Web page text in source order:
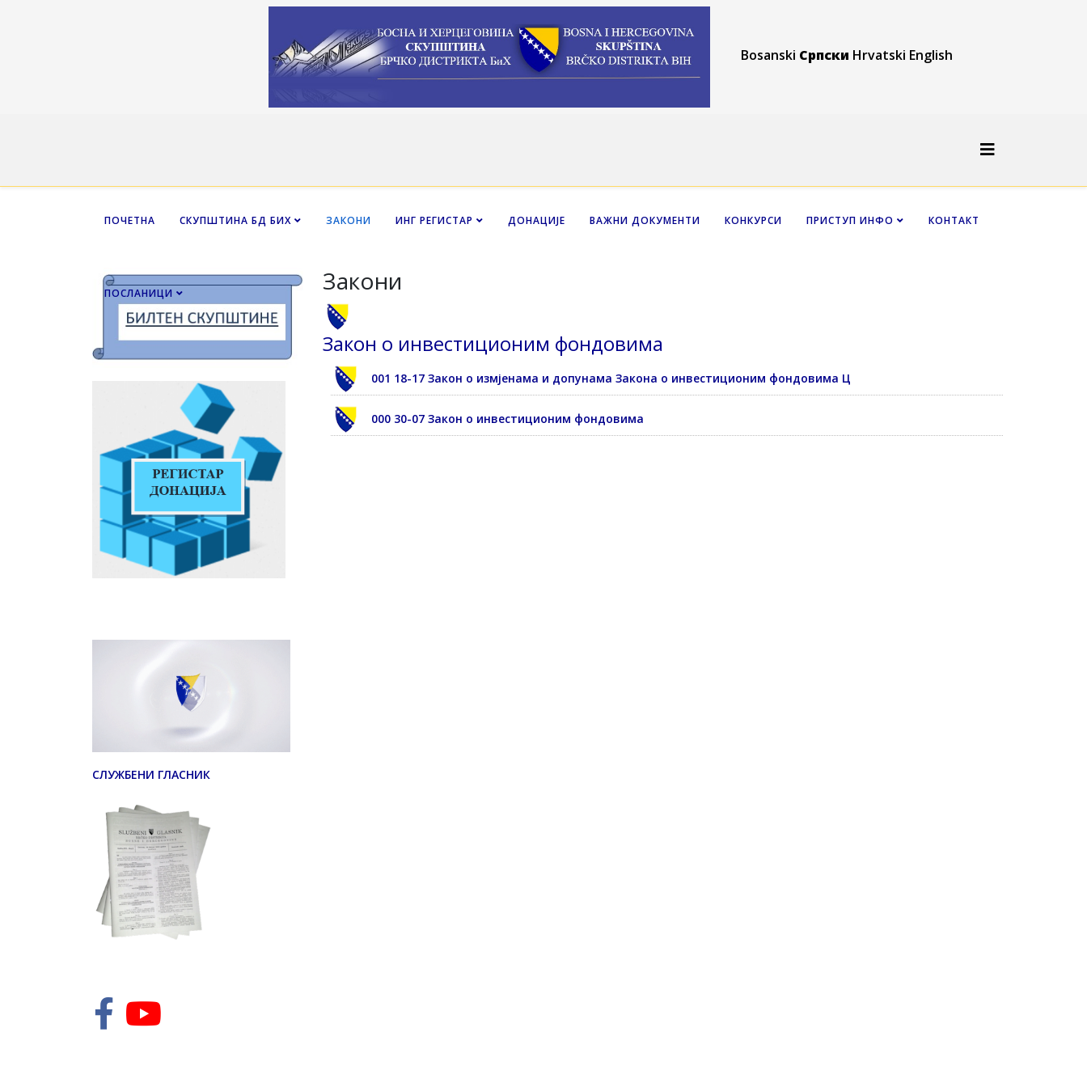
Bosanski Српски Hrvatski English
ПОЧЕТНА СКУПШТИНА БД БИХ ЗАКОНИ ИНГ РЕГИСТАР ДОНАЦИЈЕ ВАЖНИ ДОКУМЕНТИ КОНКУРСИ ПРИСТУП ИНФО КОНТАКТ
ПОСЛАНИЦИ
СЛУЖБЕНИ ГЛАСНИК
Закони
Закон о инвестиционим фондовима
001 18-17 Закон о измјенама и допунама Закона о инвестиционим фондовима Ц
000 30-07 Закон о инвестиционим фондовима